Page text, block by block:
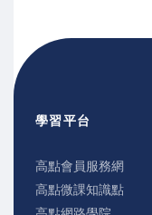
學習平台
高點會員服務網
高點微課知識點